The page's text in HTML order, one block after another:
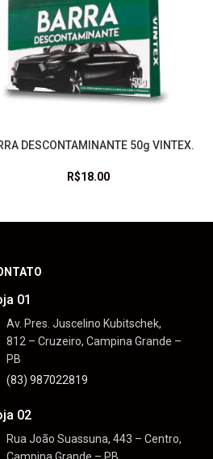
DESCONTAMINANTE 50g VINTEX.
R$18.00
01
Av. Pres. Juscelino Kubitschek,
812 – Cruzeiro, Campina Grande –
PB
(83) 987022819
02
Rua João Suassuna, 443 – Centro,